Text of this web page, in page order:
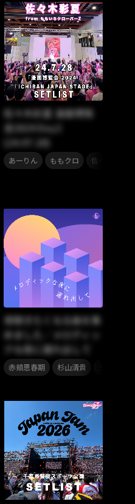
佐々木彩夏 漫画博覧
会2024 Day2
(24.07.28)
あーりん ももクロ 佐々木彩夏
ももいろクローバーZ
夜聴きたくなる曲を集
めました／メロディッ
クな夜に連れ出して
赤頬思春期 杉山清貴